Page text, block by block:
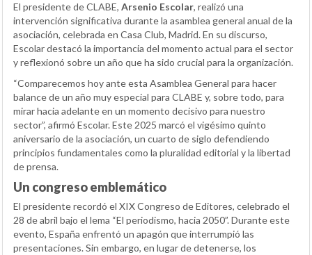
El presidente de CLABE, Arsenio Escolar, realizó una
intervención significativa durante la asamblea general anual de la
asociación, celebrada en Casa Club, Madrid. En su discurso,
Escolar destacó la importancia del momento actual para el sector
y reflexionó sobre un año que ha sido crucial para la organización.
“Comparecemos hoy ante esta Asamblea General para hacer
balance de un año muy especial para CLABE y, sobre todo, para
mirar hacia adelante en un momento decisivo para nuestro
sector”, afirmó Escolar. Este 2025 marcó el vigésimo quinto
aniversario de la asociación, un cuarto de siglo defendiendo
principios fundamentales como la pluralidad editorial y la libertad
de prensa.
Un congreso emblemático
El presidente recordó el XIX Congreso de Editores, celebrado el
28 de abril bajo el lema “El periodismo, hacia 2050”. Durante este
evento, España enfrentó un apagón que interrumpió las
presentaciones. Sin embargo, en lugar de detenerse, los